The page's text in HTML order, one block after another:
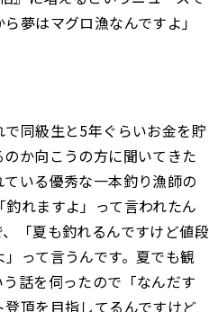
夢はマグロ漁なんですよ」
で同級生と5年ぐらいお金を貯
か向こうの方に聞いてきた
いる優秀な一本釣り漁師の
れますよ」って言われたん
「夏も釣れるんですけど値段
って言うんです。夏でも観
話を伺ったので「なんだす
頂を目指してるんですけど